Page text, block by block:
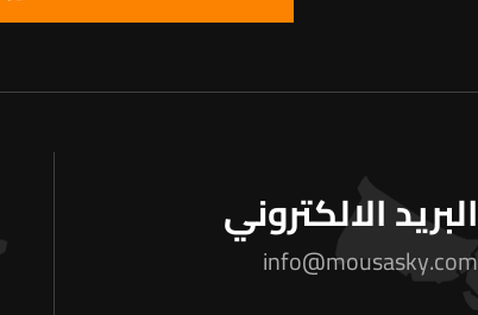
البريد الالكتروني
info@mousasky.com